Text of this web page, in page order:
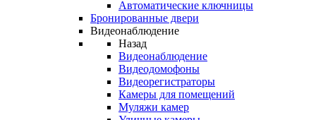
Автоматические ключницы
Бронированные двери
Видеонаблюдение
Назад
Видеонаблюдение
Видеодомофоны
Видеорегистраторы
Камеры для помещений
Муляжи камер